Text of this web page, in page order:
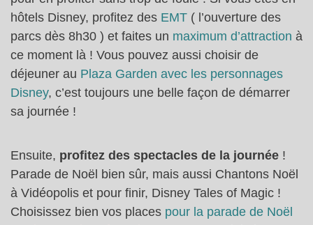
hôtels Disney, profitez des EMT ( l’ouverture des
parcs dès 8h30 ) et faites un maximum d’attraction à
ce moment là ! Vous pouvez aussi choisir de
déjeuner au Plaza Garden avec les personnages
Disney, c’est toujours une belle façon de démarrer
sa journée !
Ensuite, profitez des spectacles de la journée !
Parade de Noël bien sûr, mais aussi Chantons Noël
à Vidéopolis et pour finir, Disney Tales of Magic !
Choisissez bien vos places pour la parade de Noël